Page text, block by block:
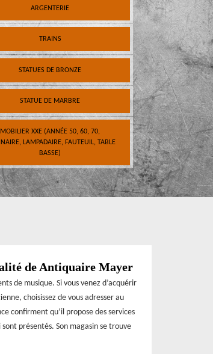
ARGENTERIE
TRAINS
STATUES DE BRONZE
STATUE DE MARBRE
MOBILIER XXE (ANNÉE 50, 60, 70,
LAMPADAIRE, FAUTEUIL, TABLE
BASSE)
de Antiquaire Mayer
de musique. Si vous venez d’acquérir
choisissez de vous adresser au
confirment qu’il propose des services
présentés. Son magasin se trouve